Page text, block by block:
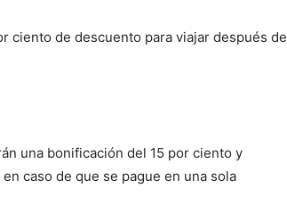
ciento de descuento para viajar después de
una bonificación del 15 por ciento y
caso de que se pague en una sola